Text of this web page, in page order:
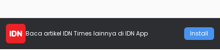
Baca artikel IDN Times lainnya di IDN App Install